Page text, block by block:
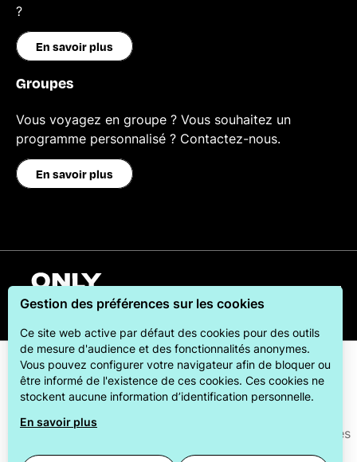
?
En savoir plus
Groupes
Vous voyagez en groupe ? Vous souhaitez un
programme personnalisé ? Contactez-nous.
En savoir plus
Français
ONLYLYON Tourisme et Congrès s'engage auprès de ses
visiteurs pour leur offrir le meilleur des séjours.
Gestion des préférences sur les cookies
Ce site web active par défaut des cookies pour des outils
de mesure d'audience et des fonctionnalités anonymes.
Vous pouvez configurer votre navigateur afin de bloquer ou
être informé de l'existence de ces cookies. Ces cookies ne
stockent aucune information d’identification personnelle.
En savoir plus